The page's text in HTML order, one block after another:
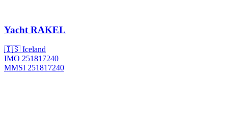
Yacht RAKEL
🇮🇸 Iceland
IMO 251817240
MMSI 251817240